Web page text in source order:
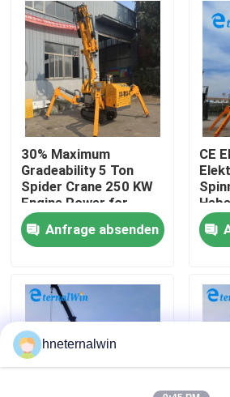
Über uns
Fabrik-Ausflug
Qualitätskontrolle
Treten Sie mit uns in Verbindung
Fordern Sie ein Zitat
Aufzugkranmaschine
Obenliegender Crane Machine
30% Maximum
Gradeability 5 Ton
Spider Crane 250 KW
Engine Power for
Heavy Construction
Anfrage absenden
CE
5t 8t
hneternalwin